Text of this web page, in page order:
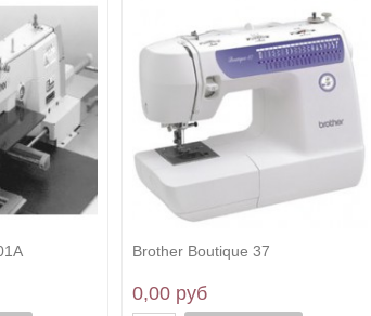
Brother Boutique 37
0,00 руб